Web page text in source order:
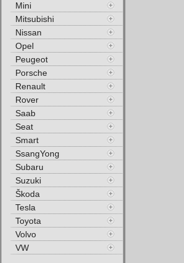
Mini
Mitsubishi
Nissan
Opel
Peugeot
Porsche
Renault
Rover
Saab
Seat
Smart
SsangYong
Subaru
Suzuki
Škoda
Tesla
Toyota
Volvo
VW